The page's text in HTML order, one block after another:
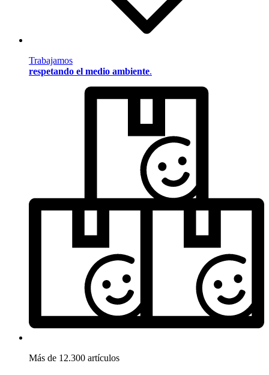
Trabajamos
respetando el medio ambiente.
Más de 12.300 artículos